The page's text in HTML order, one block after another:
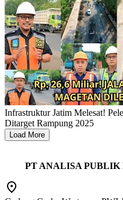
Infrastruktur Jatim Melesat!
Ditarget Rampung 2025
Load More
PT ANALISA PUBLIK